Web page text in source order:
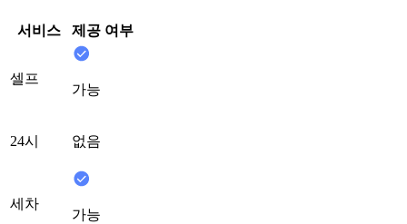
서비스 제공 여부
셀프
가능
24시 없음
세차
가능